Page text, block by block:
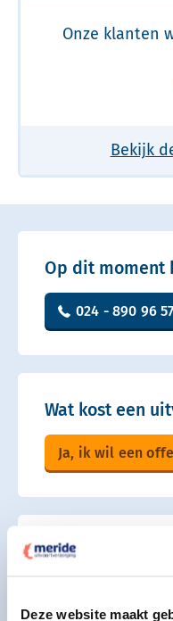
Deze website maakt
Onze klanten
Bekijk
Op dit moment
024 - 890 96 57
Wat kost een
Ja, ik wil een
Oriënteren en